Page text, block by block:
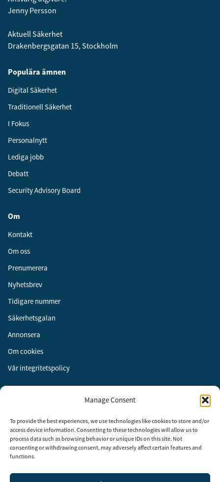
Manage Consent
To provide the best experiences, we use technologies like cookies to store and/or
access device information. Consenting to these technologies will allow us to
process data such as browsing behavior or unique IDs on this site. Not
consenting or withdrawing consent, may adversely affect certain features and
functions.
Jenny Persson
Aktuell Säkerhet
Drakenbergsgatan 15, Stockholm
Populära ämnen
Digital Säkerhet
Traditionell Säkerhet
I Fokus
Personalnytt
Lediga jobb
Debatt
Security Advisory Board
Om
Kontakt
Om oss
Prenumerera
Nyhetsbrev
Tidigare nummer
Säkerhetsgalan
Annonsera
Om cookies
Vår integritetspolicy
Instagram
LinkedIn